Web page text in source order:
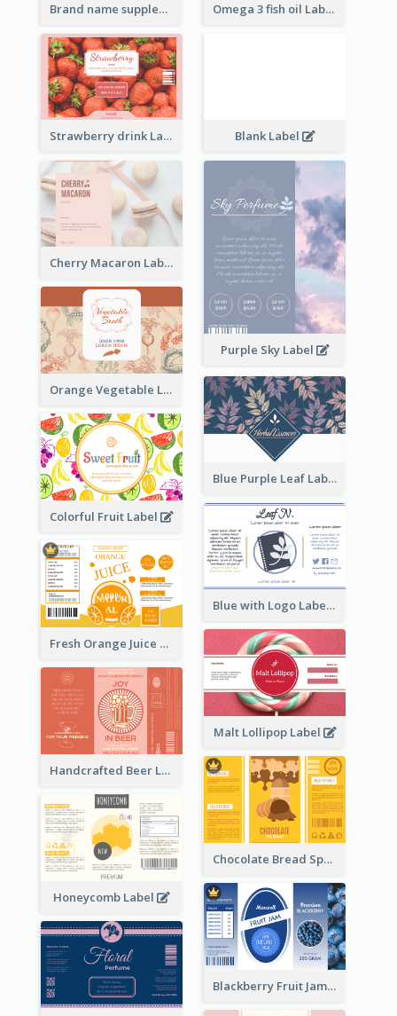
Brand name supplement Label Omega 3 fish oil Label
Strawberry drink Label Blank Label
Cherry Macaron Label
Purple Sky Label
Orange Vegetable Label
Blue Purple Leaf Label
Colorful Fruit Label
Blue with Logo Label
Fresh Orange Juice Label
Malt Lollipop Label
Handcrafted Beer Label
Chocolate Bread Spread Label
Honeycomb Label
Blackberry Fruit Jam Label